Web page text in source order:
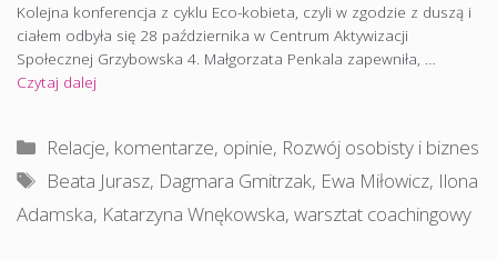
Kolejna konferencja z cyklu Eco-kobieta, czyli w zgodzie z duszą i
ciałem odbyła się 28 października w Centrum Aktywizacji
Społecznej Grzybowska 4. Małgorzata Penkala zapewniła, …
Czytaj dalej
Kategorie
Relacje, komentarze, opinie, Rozwój osobisty i biznes
Tagi
Beata Jurasz, Dagmara Gmitrzak, Ewa Miłowicz, Ilona
Adamska, Katarzyna Wnękowska, warsztat coachingowy